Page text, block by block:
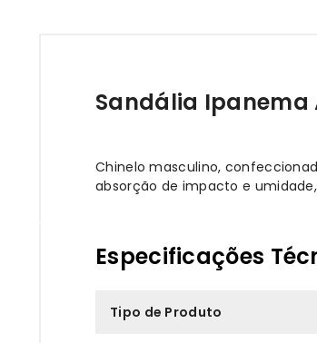
Sandália
Chinelo masculino,
absorção de impacto e
Especificações
Tipo de Produto